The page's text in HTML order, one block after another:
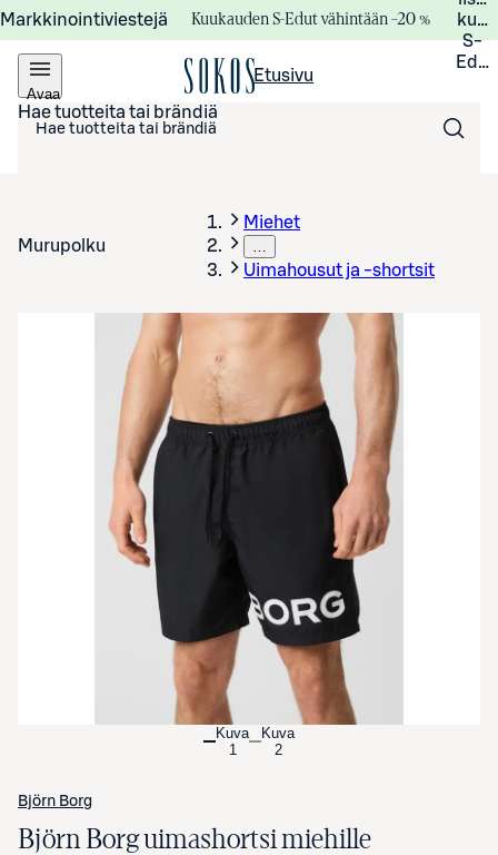
Markkinointiviestejä Kuukauden S-Edut vähintään –20 %
S-
Avaa
valikko
Etusivu
Hae tuotteita tai brändiä
Murupolku
Miehet
…
Uimahousut ja -shortsit
Avaa tuotekuva suurennettuna
Kuva
1
Kuva
2
Björn Borg
Björn Borg uimashortsi miehille